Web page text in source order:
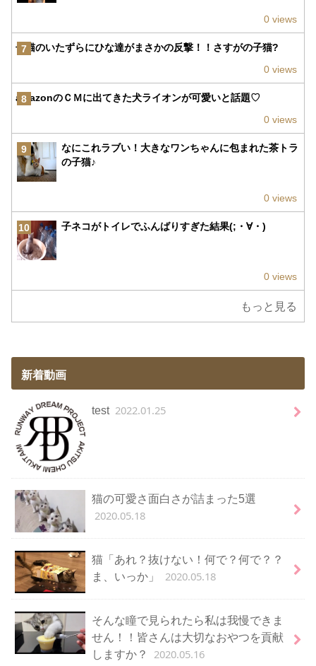
0 views
7
子猫のいたずらにひな達がまさかの反撃！！さすがの子猫?
0 views
8
amazonのＣＭに出てきた犬ライオンが可愛いと話題♡
0 views
9
なにこれラブい！大きなワンちゃんに包まれた茶トラ
の子猫♪
0 views
10 子ネコがトイレでふんばりすぎた結果(;・∀・)
0 views
もっと見る
新着動画
test 2022.01.25
猫の可愛さ面白さが詰まった5選
2020.05.18
猫「あれ？抜けない！何で？何で？？
ま、いっか」
2020.05.18
そんな瞳で見られたら私は我慢できま
せん！！皆さんは大切なおやつを貢献
しますか？
2020.05.16